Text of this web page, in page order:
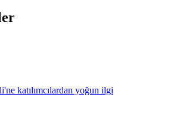
katılımcılardan yoğun ilgi